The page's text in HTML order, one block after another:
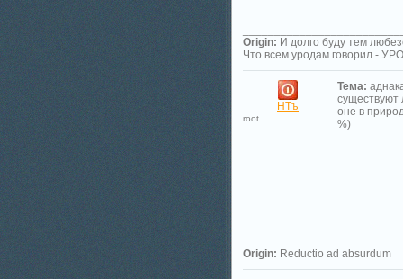
Origin: И долго буду тем
Что всем уродам говорил -
НТъ
root
Тема:
существуют
оне в
%)
Origin: Reductio ad absurdum